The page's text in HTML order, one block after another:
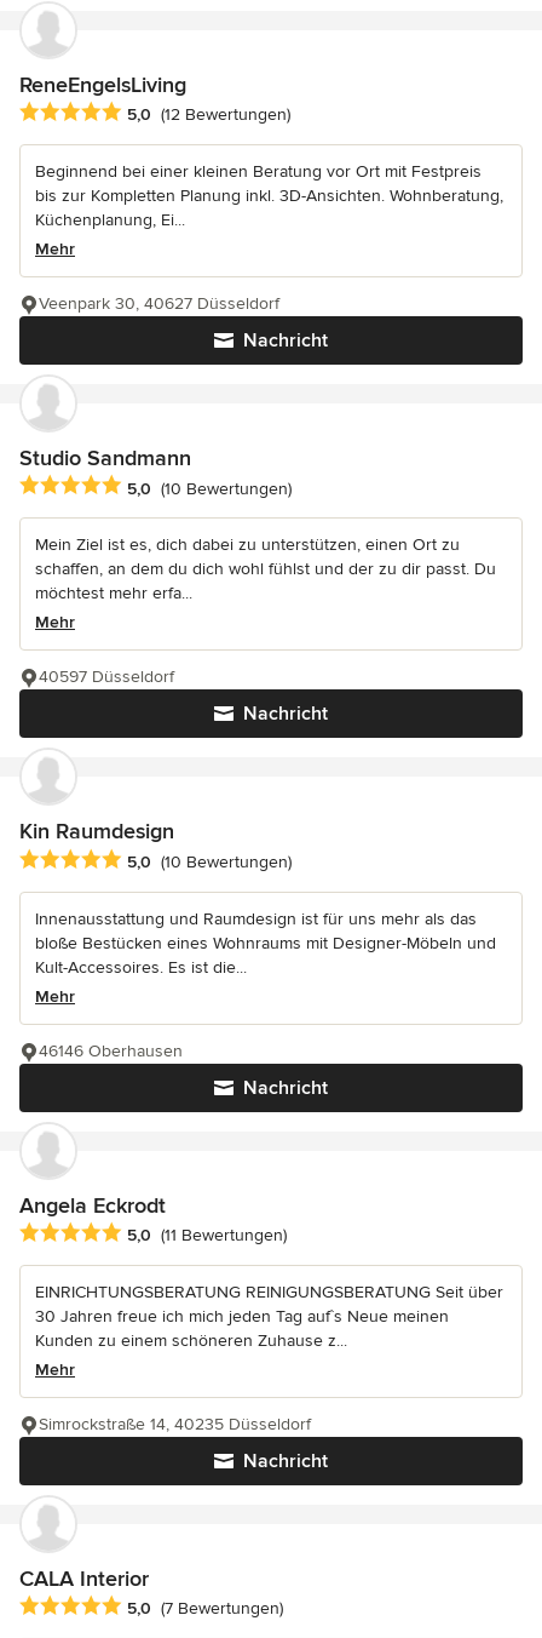
ReneEngelsLiving
Durchschnittliche Bewertung: 5 von 5 Sternen
5,0 (12 Bewertungen)
Beginnend bei einer kleinen Beratung vor Ort mit Festpreis
bis zur Kompletten Planung inkl. 3D-Ansichten. Wohnberatung,
Küchenplanung, Ei...
Mehr
Nachricht
Veenpark 30, 40627 Düsseldorf
Studio Sandmann
Durchschnittliche Bewertung: 5 von 5 Sternen
5,0 (10 Bewertungen)
Mein Ziel ist es, dich dabei zu unterstützen, einen Ort zu
schaffen, an dem du dich wohl fühlst und der zu dir passt. Du
möchtest mehr erfa...
Mehr
Nachricht
40597 Düsseldorf
Kin Raumdesign
Durchschnittliche Bewertung: 5 von 5 Sternen
5,0 (10 Bewertungen)
Innenausstattung und Raumdesign ist für uns mehr als das
bloße Bestücken eines Wohnraums mit Designer-Möbeln und
Kult-Accessoires. Es ist die...
Mehr
Nachricht
46146 Oberhausen
Angela Eckrodt
Durchschnittliche Bewertung: 5 von 5 Sternen
5,0 (11 Bewertungen)
EINRICHTUNGSBERATUNG REINIGUNGSBERATUNG Seit über
30 Jahren freue ich mich jeden Tag auf`s Neue meinen
Kunden zu einem schöneren Zuhause z...
Mehr
Nachricht
Simrockstraße 14, 40235 Düsseldorf
CALA Interior
Durchschnittliche Bewertung: 5 von 5 Sternen
5,0 (7 Bewertungen)